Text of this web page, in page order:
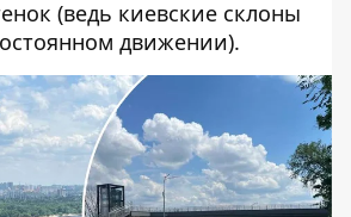
(ведь киевские склоны
движении).